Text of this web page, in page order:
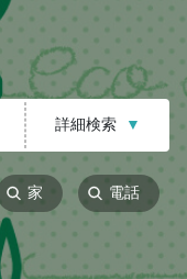
詳細検索 ▼
家 電話